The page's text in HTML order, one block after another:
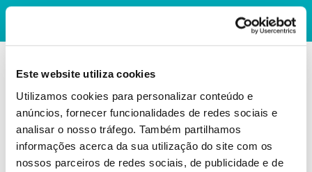
Este website utiliza cookies
Utilizamos cookies para personalizar conteúdo e
anúncios, fornecer funcionalidades de redes sociais e
analisar o nosso tráfego. Também partilhamos
informações acerca da sua utilização do site com os
nossos parceiros de redes sociais, de publicidade e de